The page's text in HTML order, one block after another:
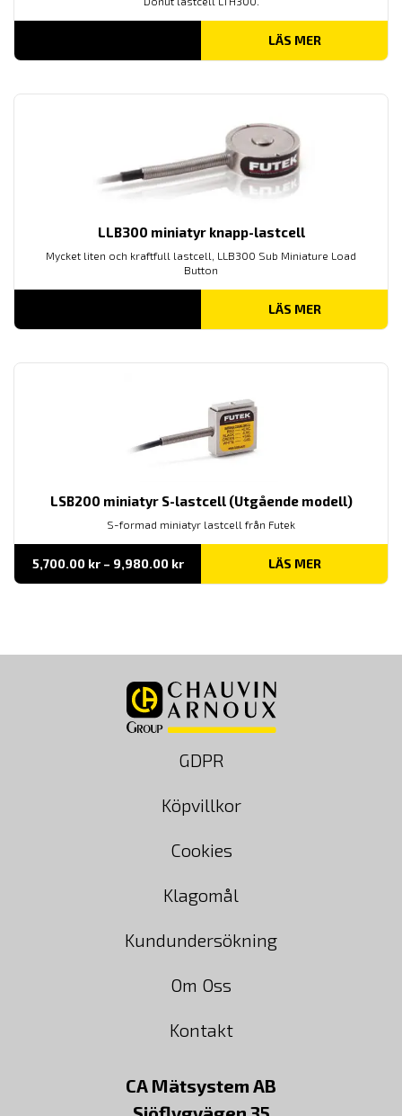
LÄS MER
LLB300 miniatyr knapp-lastcell
Mycket liten och kraftfull lastcell, LLB300 Sub Miniature Load
Button
LÄS MER
LSB200 miniatyr S-lastcell (Utgående modell)
S-formad miniatyr lastcell från Futek
5,700.00 kr – 9,980.00 krPrisintervall:
till
LÄS MER
GDPR
Köpvillkor
Cookies
Klagomål
Kundundersökning
Om Oss
Kontakt
CA Mätsystem AB